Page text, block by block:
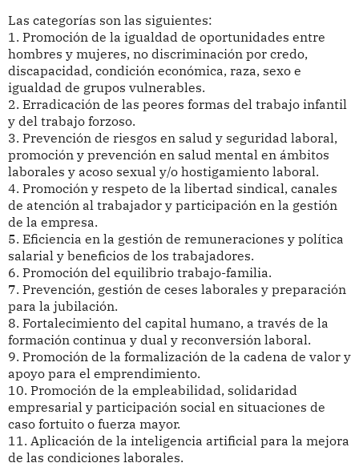
Las categorías son las siguientes:
1. Promoción de la igualdad de oportunidades entre
hombres y mujeres, no discriminación por credo,
discapacidad, condición económica, raza, sexo e
igualdad de grupos vulnerables.
2. Erradicación de las peores formas del trabajo infantil
y del trabajo forzoso.
3. Prevención de riesgos en salud y seguridad laboral,
promoción y prevención en salud mental en ámbitos
laborales y acoso sexual y/o hostigamiento laboral.
4. Promoción y respeto de la libertad sindical, canales
de atención al trabajador y participación en la gestión
de la empresa.
5. Eficiencia en la gestión de remuneraciones y política
salarial y beneficios de los trabajadores.
6. Promoción del equilibrio trabajo-familia.
7. Prevención, gestión de ceses laborales y preparación
para la jubilación.
8. Fortalecimiento del capital humano, a través de la
formación continua y dual y reconversión laboral.
9. Promoción de la formalización de la cadena de valor y
apoyo para el emprendimiento.
10. Promoción de la empleabilidad, solidaridad
empresarial y participación social en situaciones de
caso fortuito o fuerza mayor.
11. Aplicación de la inteligencia artificial para la mejora
de las condiciones laborales.